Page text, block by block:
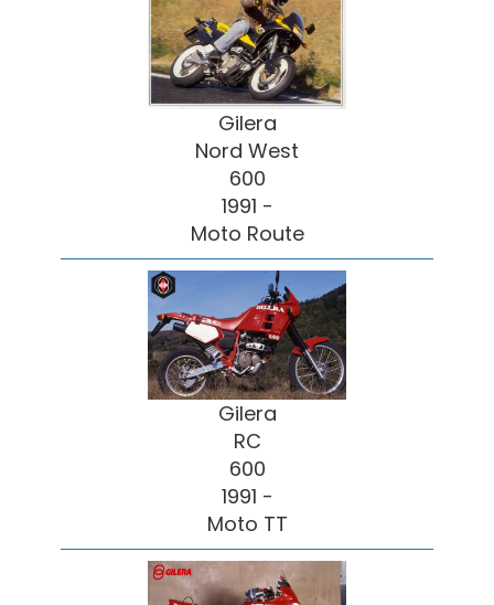
Gilera
Nord West
600
1991 -
Moto Route
Gilera
RC
600
1991 -
Moto TT